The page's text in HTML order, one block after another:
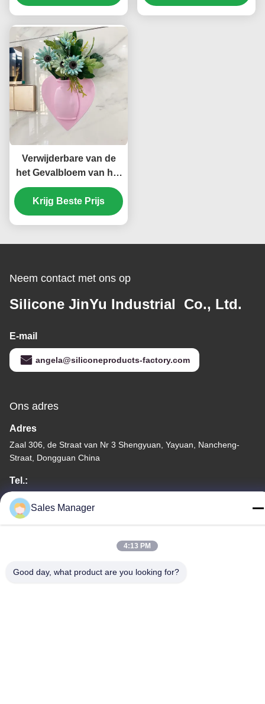
Smaakloze de Polsrust
van het Siliconevenster
Verwijderbare van de
het Gevalbloem van het
Elektronikasilicone
Opgezette de Vaas
Afneembare Muur
Krijg Beste Prijs
Neem contact met ons op
Silicone JinYu Industrial Co., Ltd.
E-mail
angela@siliconeproducts-factory.com
Ons adres
Adres
Zaal 306, de Straat van Nr 3 Shengyuan, Yayuan, Nancheng-
Straat, Dongguan China
Tel.:
86--15028563200
Privacybeleid
Sitemap
Sales Manager
4:13 PM
Good day, what product are you looking for?